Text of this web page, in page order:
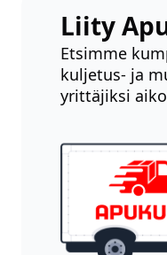
Liity
Etsimme
kuljetus- ja
yrittäjiksi